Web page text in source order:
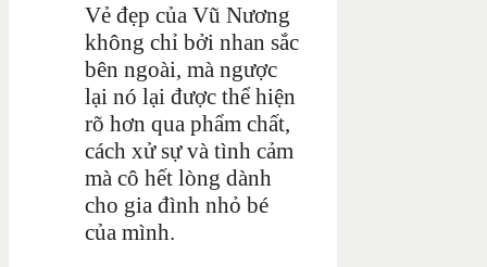
Vẻ đẹp của Vũ Nương
không chỉ bởi nhan sắc
bên ngoài, mà ngược
lại nó lại được thể hiện
rõ hơn qua phẩm chất,
cách xử sự và tình cảm
mà cô hết lòng dành
cho gia đình nhỏ bé
của mình.